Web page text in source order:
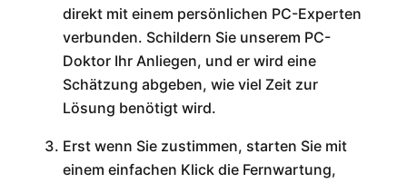
direkt mit einem persönlichen PC-Experten
verbunden. Schildern Sie unserem PC-
Doktor Ihr Anliegen, und er wird eine
Schätzung abgeben, wie viel Zeit zur
Lösung benötigt wird.
Erst wenn Sie zustimmen, starten Sie mit
einem einfachen Klick die Fernwartung,